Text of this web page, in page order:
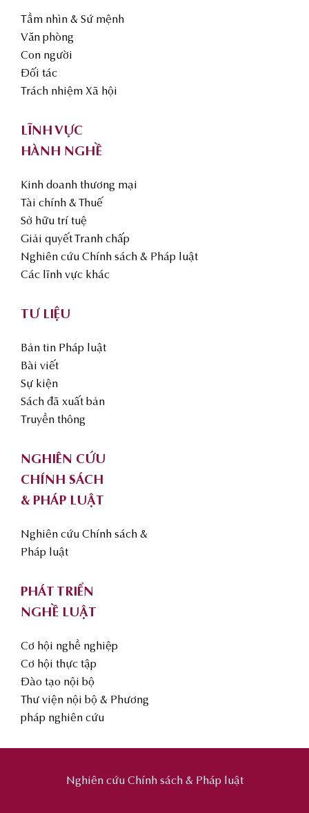
Tầm nhìn & Sứ mệnh
Văn phòng
Con người
Đối tác
Trách nhiệm Xã hội
LĨNH VỰC
HÀNH NGHỀ
Kinh doanh thương mại
Tài chính & Thuế
Sở hữu trí tuệ
Giải quyết Tranh chấp
Nghiên cứu Chính sách & Pháp luật
Các lĩnh vực khác
TƯ LIỆU
Bản tin Pháp luật
Bài viết
Sự kiện
Sách đã xuất bản
Truyền thông
NGHIÊN CỨU
CHÍNH SÁCH
& PHÁP LUẬT
Nghiên cứu Chính sách &
Pháp luật
PHÁT TRIỂN
NGHỀ LUẬT
Cơ hội nghề nghiệp
Cơ hội thực tập
Đào tạo nội bộ
Thư viện nội bộ & Phương
pháp nghiên cứu
Nghiên cứu Chính sách & Pháp luật